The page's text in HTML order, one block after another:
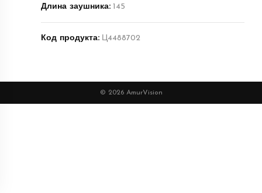
Длина заушника: 145
Код продукта: Ц4488702
© 2026 AmurVision